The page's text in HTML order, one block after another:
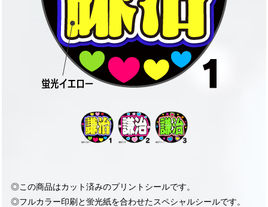
◎この商品はカット済みのプリントシールです。
◎フルカラー印刷と蛍光紙を合わせたスペシャルシールです。